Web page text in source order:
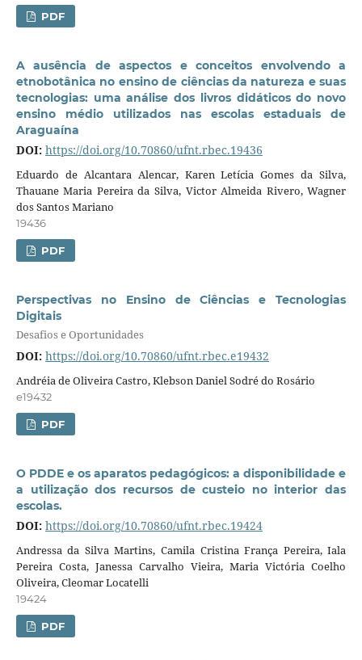
PDF
A ausência de aspectos e conceitos envolvendo a
etnobotânica no ensino de ciências da natureza e suas
tecnologias: uma análise dos livros didáticos do novo
ensino médio utilizados nas escolas estaduais de
Araguaína
DOI: https://doi.org/10.70860/ufnt.rbec.19436
Eduardo de Alcantara Alencar, Karen Letícia Gomes da Silva,
Thauane Maria Pereira da Silva, Victor Almeida Rivero, Wagner
dos Santos Mariano
19436
PDF
Perspectivas no Ensino de Ciências e Tecnologias
Digitais
Desafios e Oportunidades
DOI: https://doi.org/10.70860/ufnt.rbec.e19432
Andréia de Oliveira Castro, Klebson Daniel Sodré do Rosário
e19432
PDF
O PDDE e os aparatos pedagógicos: a disponibilidade e
a utilização dos recursos de custeio no interior das
escolas.
DOI: https://doi.org/10.70860/ufnt.rbec.19424
Andressa da Silva Martins, Camila Cristina França Pereira, Iala
Pereira Costa, Janessa Carvalho Vieira, Maria Victória Coelho
Oliveira, Cleomar Locatelli
19424
PDF